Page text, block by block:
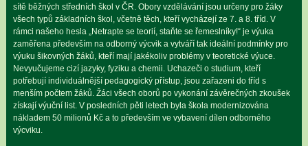
sítě běžných středních škol v ČR. Obory vzdělávání jsou určeny pro žáky
všech typů základních škol, včetně těch, kteří vycházejí ze 7. a 8. tříd. V
rámci našeho hesla „Netrapte se teorií, staňte se řemeslníky!“ je výuka
zaměřena především na odborný výcvik a vytváří tak ideální podmínky pro
výuku šikovných žáků, kteří mají jakékoliv problémy v teoretické výuce.
Nevyučujeme cizí jazyky, fyziku a chemii. Uchazeči o studium, kteří
potřebují individuálnější pedagogický přístup, jsou zařazeni do tříd s
menším počtem žáků. Žáci všech oborů po vykonání závěrečných zkoušek
získají výuční list. V posledních pěti letech byla škola modernizována
nákladem 50 milionů Kč a to především ve vybavení dílen odborného
výcviku.